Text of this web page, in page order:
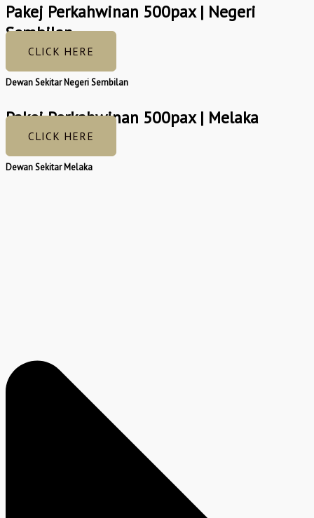
Pakej Perkahwinan 500pax | Negeri
Sembilan
CLICK HERE
Dewan Sekitar Negeri Sembilan
Pakej Perkahwinan 500pax | Melaka
CLICK HERE
Dewan Sekitar Melaka